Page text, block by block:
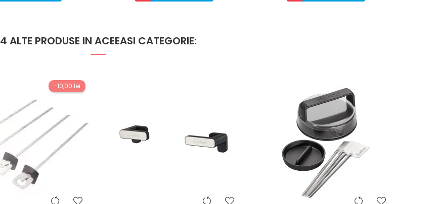
4 ALTE PRODUSE IN ACEEASI CATEGORIE:
-10,00 lei
heart heart heart